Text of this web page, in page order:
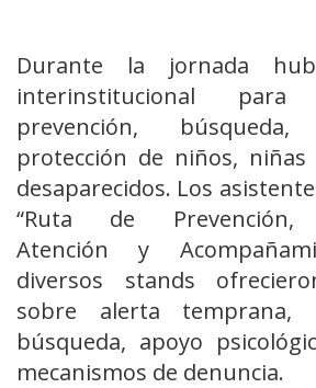
Durante la jornada
interinstitucional
prevención,
protección de niños, niñas
desaparecidos. Los
“Ruta de Prevención,
Atención y
diversos stands
sobre alerta temprana,
búsqueda, apoyo
mecanismos de denuncia.